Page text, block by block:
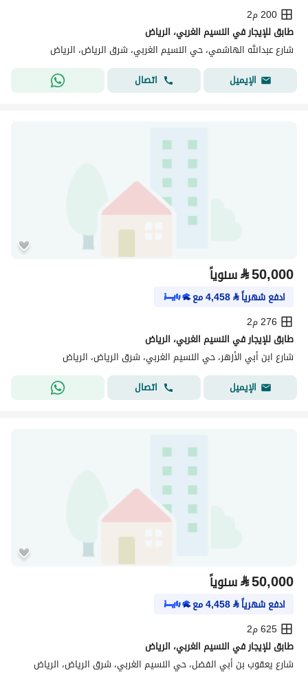
200 م2
طابق للإيجار في النسيم الغربي، الرياض
شارع عبدالله الهاشمي، حي النسيم الغربي، شرق الرياض، الرياض
الإيميل
اتصال
⃁50,000 سنوياً
ادفع شهرياً⃁
4,458مع
276 م2
طابق للإيجار في النسيم الغربي، الرياض
شارع ابن أبي الأزهر، حي النسيم الغربي، شرق الرياض، الرياض
الإيميل
اتصال
⃁50,000 سنوياً
ادفع شهرياً⃁
4,458مع
625 م2
طابق للإيجار في النسيم الغربي، الرياض
شارع يعقوب بن أبي الفضل، حي النسيم الغربي، شرق الرياض، الرياض